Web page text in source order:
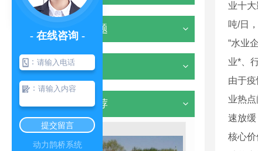
常见问题
其他
热门推荐
业十
吨/日
“水业
业*、
由于
业热
速放
核心
- 在线咨询 -
：
：
提交留言
动力鹊桥系统